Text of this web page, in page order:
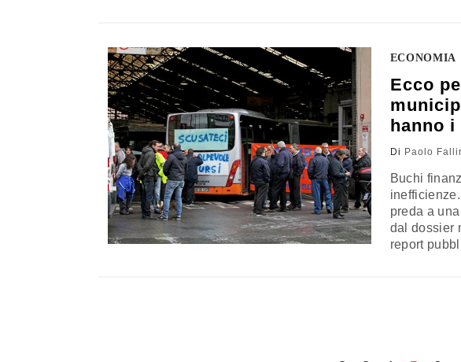
tagliandola…
ECONOMIA
Ecco
hanno
Di Paolo
Buchi
preda a
dal dossier
report